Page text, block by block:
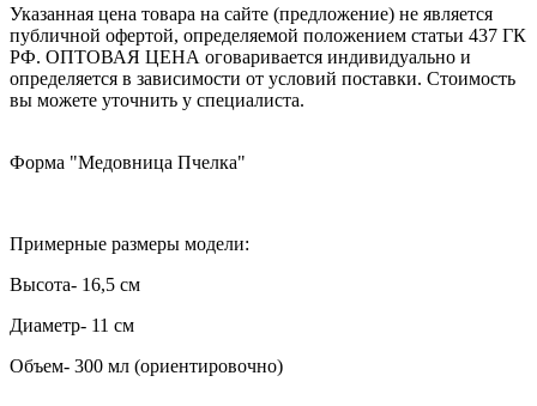
Указанная цена товара на сайте (предложение) не является
публичной офертой, определяемой положением статьи 437 ГК
РФ. ОПТОВАЯ ЦЕНА оговаривается индивидуально и
определяется в зависимости от условий поставки. Стоимость
вы можете уточнить у специалиста.
Форма "Медовница Пчелка"
Примерные размеры модели:
Высота- 16,5 см
Диаметр- 11 см
Объем- 300 мл (ориентировочно)